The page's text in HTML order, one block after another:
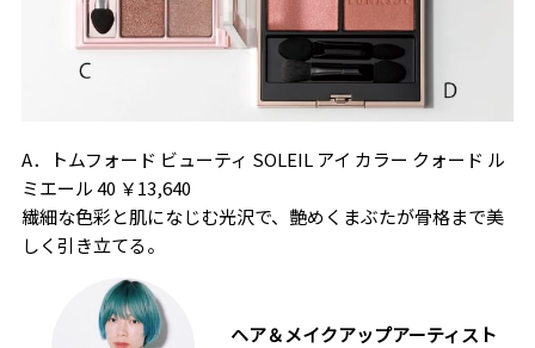
A．トムフォード ビューティ SOLEIL アイ カラー クォード ル
ミエール 40 ￥13,640
繊細な色彩と肌になじむ光沢で、艶めくまぶたが骨格まで美
しく引き立てる。
ヘア＆メイクアップアーティスト